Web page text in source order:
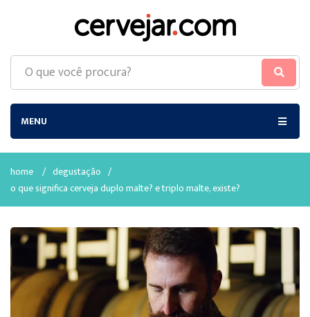
MENU
home / degustação /
o que significa cerveja duplo malte? e triplo malte, existe?